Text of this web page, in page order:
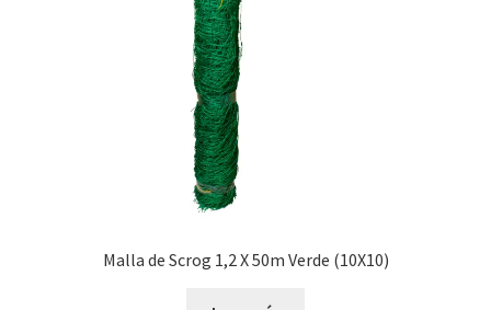
Malla de Scrog 1,2 X 50m Verde (10X10)